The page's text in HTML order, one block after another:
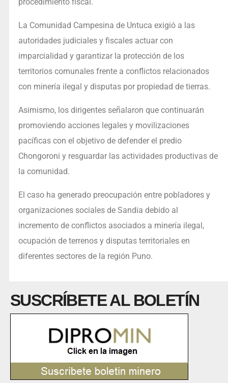
procedimiento fiscal.
La Comunidad Campesina de Untuca exigió a las
autoridades judiciales y fiscales actuar con
imparcialidad y garantizar la protección de los
territorios comunales frente a conflictos relacionados
con minería ilegal y disputas por propiedad de tierras.
Asimismo, los dirigentes señalaron que continuarán
promoviendo acciones legales y movilizaciones
pacíficas con el objetivo de defender el predio
Chongoroni y resguardar las actividades productivas de
la comunidad.
El caso ha generado preocupación entre pobladores y
organizaciones sociales de Sandia debido al
incremento de conflictos asociados a minería ilegal,
ocupación de terrenos y disputas territoriales en
diferentes sectores de la región Puno.
SUSCRÍBETE AL BOLETÍN